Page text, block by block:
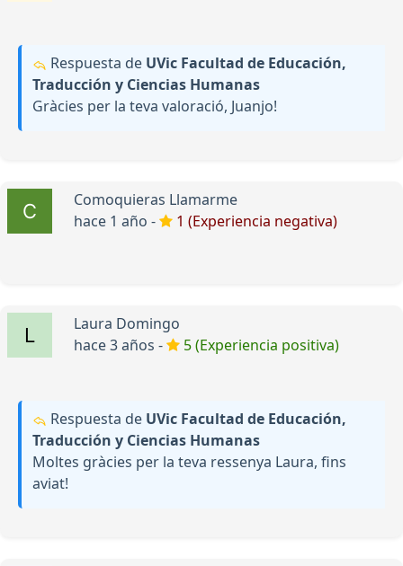
Respuesta de UVic Facultad de Educación,
Traducción y Ciencias Humanas
Gràcies per la teva valoració, Juanjo!
Comoquieras Llamarme
hace 1 año -
1 (Experiencia negativa)
Laura Domingo
hace 3 años -
5 (Experiencia positiva)
Respuesta de UVic Facultad de Educación,
Traducción y Ciencias Humanas
Moltes gràcies per la teva ressenya Laura, fins
aviat!